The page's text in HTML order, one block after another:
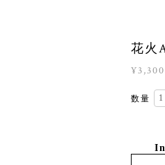
花火
¥3,300
数量